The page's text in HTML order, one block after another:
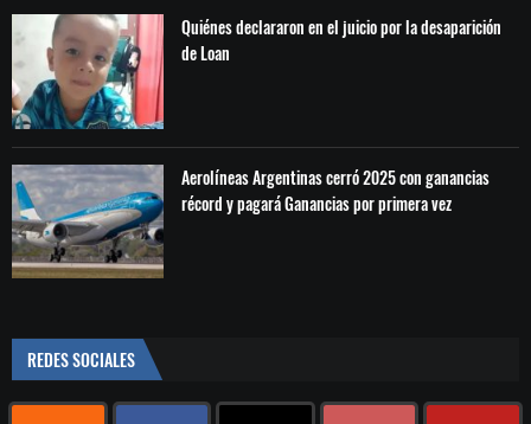
Quiénes declararon en el juicio por la desaparición
de Loan
Aerolíneas Argentinas cerró 2025 con ganancias
récord y pagará Ganancias por primera vez
REDES SOCIALES